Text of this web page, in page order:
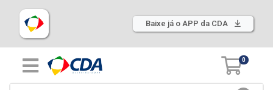
Baixe já o APP da CDA
0